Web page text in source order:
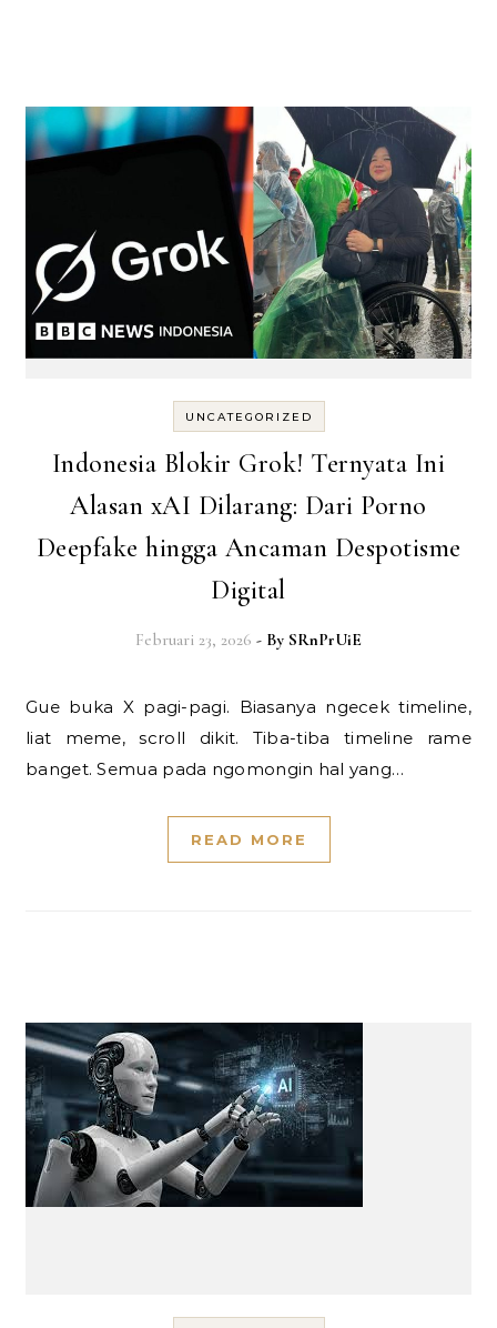
UNCATEGORIZED
Indonesia Blokir Grok! Ternyata Ini
Alasan xAI Dilarang: Dari Porno
Deepfake hingga Ancaman Despotisme
Digital
Februari 23, 2026 - By SRnPrUiE
Gue buka X pagi-pagi. Biasanya ngecek timeline,
liat meme, scroll dikit. Tiba-tiba timeline rame
banget. Semua pada ngomongin hal yang…
READ MORE